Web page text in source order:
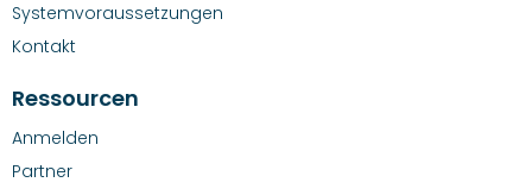
Systemvoraussetzungen
Kontakt
Ressourcen
Anmelden
Partner